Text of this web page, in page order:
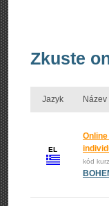
Zkuste
Jazyk
EL
kód